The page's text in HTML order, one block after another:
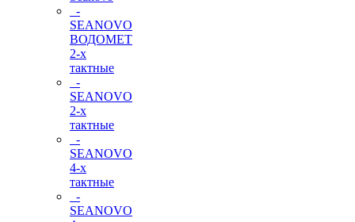
-
SEANOVO
ВОДОМЕТ
2-х
тактные
-
SEANOVO
2-х
тактные
-
SEANOVO
4-х
тактные
-
SEANOVO